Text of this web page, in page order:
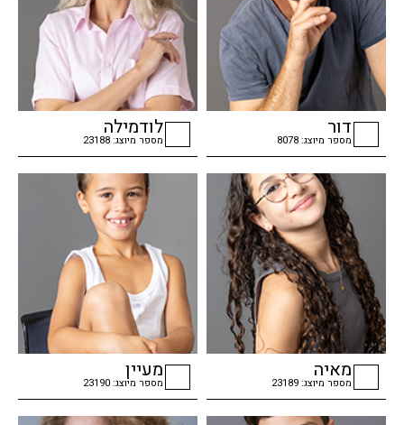
checkbox
דור
מספר מיוצג: 8078
checkbox
לודמילה
מספר מיוצג: 23188
checkbox
מאיה
מספר מיוצג: 23189
checkbox
מעיין
מספר מיוצג: 23190